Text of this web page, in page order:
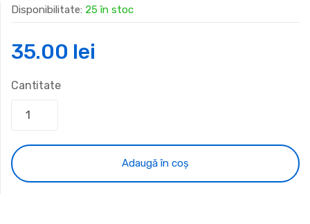
Disponibilitate: 25 în stoc
35.00 lei
Cantitate
Adaugă în coș